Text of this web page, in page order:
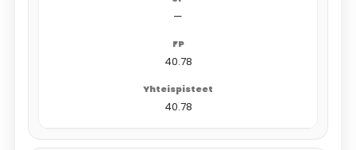
—
40.78
40.78